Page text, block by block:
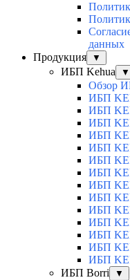
данных
Продукция
▼
ИБП Kehua ▼
Обзор
ИБП
ИБП
ИБП
ИБП
ИБП
ИБП
ИБП
ИБП
ИБП
ИБП
ИБП
ИБП
ИБП
ИБП
ИБП Borri
▼